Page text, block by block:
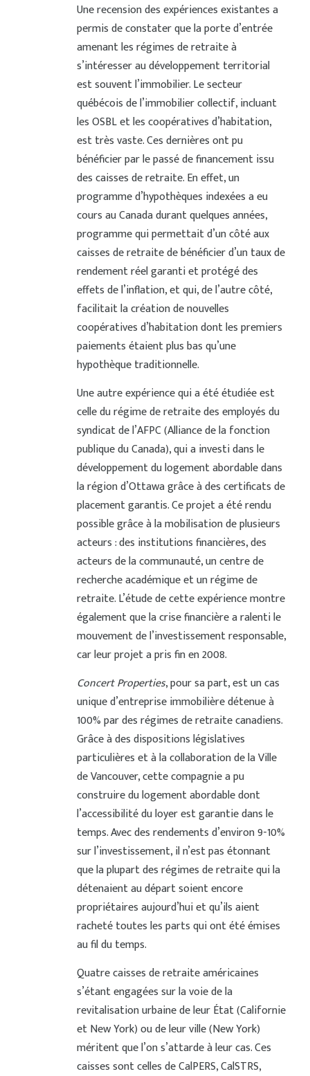
Une recension des expériences existantes a
permis de constater que la porte d’entrée
amenant les régimes de retraite à
s’intéresser au développement territorial
est souvent l’immobilier. Le secteur
québécois de l’immobilier collectif, incluant
les OSBL et les coopératives d’habitation,
est très vaste. Ces dernières ont pu
bénéficier par le passé de financement issu
des caisses de retraite. En effet, un
programme d’hypothèques indexées a eu
cours au Canada durant quelques années,
programme qui permettait d’un côté aux
caisses de retraite de bénéficier d’un taux de
rendement réel garanti et protégé des
effets de l’inflation, et qui, de l’autre côté,
facilitait la création de nouvelles
coopératives d’habitation dont les premiers
paiements étaient plus bas qu’une
hypothèque traditionnelle.
Une autre expérience qui a été étudiée est
celle du régime de retraite des employés du
syndicat de l’AFPC (Alliance de la fonction
publique du Canada), qui a investi dans le
développement du logement abordable dans
la région d’Ottawa grâce à des certificats de
placement garantis. Ce projet a été rendu
possible grâce à la mobilisation de plusieurs
acteurs : des institutions financières, des
acteurs de la communauté, un centre de
recherche académique et un régime de
retraite. L’étude de cette expérience montre
également que la crise financière a ralenti le
mouvement de l’investissement responsable,
car leur projet a pris fin en 2008.
Concert Properties, pour sa part, est un cas
unique d’entreprise immobilière détenue à
100% par des régimes de retraite canadiens.
Grâce à des dispositions législatives
particulières et à la collaboration de la Ville
de Vancouver, cette compagnie a pu
construire du logement abordable dont
l’accessibilité du loyer est garantie dans le
temps. Avec des rendements d’environ 9-10%
sur l’investissement, il n’est pas étonnant
que la plupart des régimes de retraite qui la
détenaient au départ soient encore
propriétaires aujourd’hui et qu’ils aient
racheté toutes les parts qui ont été émises
au fil du temps.
Quatre caisses de retraite américaines
s’étant engagées sur la voie de la
revitalisation urbaine de leur État (Californie
et New York) ou de leur ville (New York)
méritent que l’on s’attarde à leur cas. Ces
caisses sont celles de CalPERS, CalSTRS,